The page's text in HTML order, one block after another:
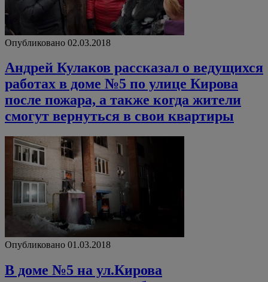
Опубликовано 02.03.2018
Андрей Кулаков рассказал о ведущихся
работах в доме №5 по улице Кирова
после пожара, а также когда жители
смогут вернуться в свои квартиры
Опубликовано 01.03.2018
В доме №5 на ул.Кирова